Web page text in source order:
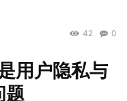
0
42
用户隐私与
题